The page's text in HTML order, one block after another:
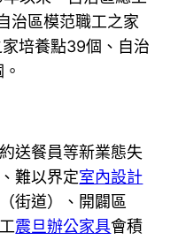
治區模范職工之家
培養點39個、自治
送餐員等新業態失
、難以界定室內設計
街道）、開闢區
震旦辦公家具會積